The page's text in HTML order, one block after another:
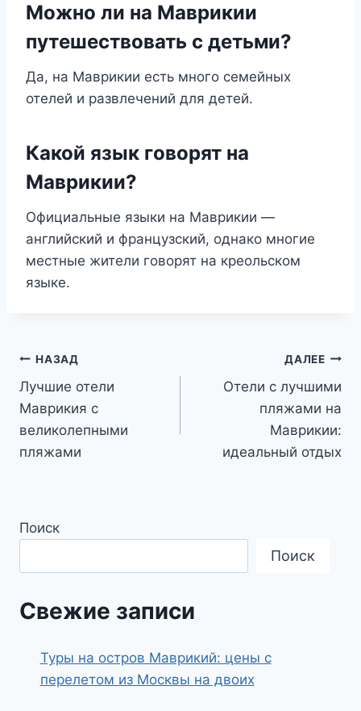
Можно ли на Маврикии
путешествовать с детьми?
Да, на Маврикии есть много семейных
отелей и развлечений для детей.
Какой язык говорят на
Маврикии?
Официальные языки на Маврикии —
английский и французский, однако многие
местные жители говорят на креольском
языке.
Навигация
по
записям
НАЗАД
Лучшие отели
Маврикия с
великолепными
пляжами
ДАЛЕЕ
Отели с лучшими
пляжами на
Маврикии:
идеальный отдых
Поиск
Поиск
Свежие записи
Туры на остров Маврикий: цены с
перелетом из Москвы на двоих